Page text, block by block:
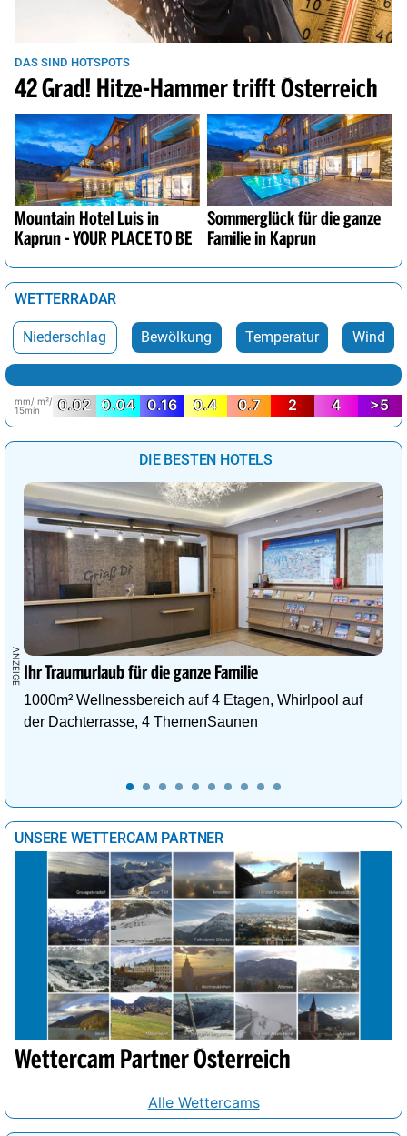
DAS SIND HOTSPOTS
42 Grad! Hitze-Hammer trifft Österreich
Mountain Hotel Luis in
Kaprun - YOUR PLACE TO BE
Sommerglück für die ganze
Familie in Kaprun
WETTERRADAR
Niederschlag Bewölkung Temperatur Wind
mm/ m²/
15min
0.02 0.04 0.16 0.4 0.7 2 4 >5
DIE BESTEN HOTELS
Ihr Traumurlaub für die ganze Familie
1000m² Wellnessbereich auf 4 Etagen, Whirlpool auf
der Dachterrasse, 4 ThemenSaunen
UNSERE WETTERCAM PARTNER
Wettercam Partner Österreich
Alle Wettercams